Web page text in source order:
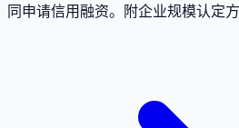
同申请信用融资。附企业规模认定